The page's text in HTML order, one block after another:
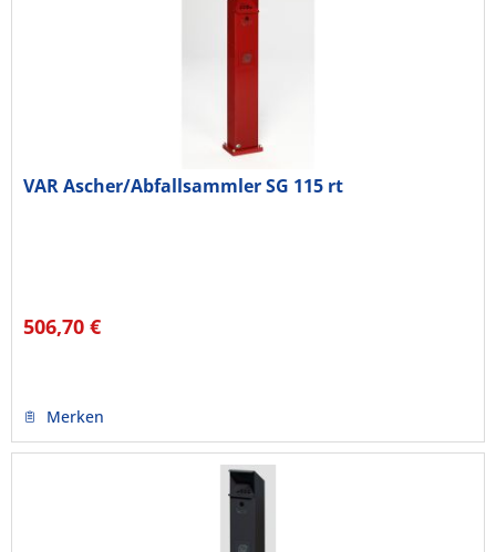
VAR Ascher/Abfallsammler SG 115 rt
506,70 €
Merken